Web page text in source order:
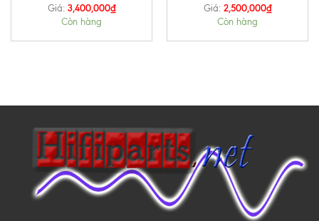
Giá: 3,400,000₫
Còn hàng
Giá: 2,500,000₫
Còn hàng